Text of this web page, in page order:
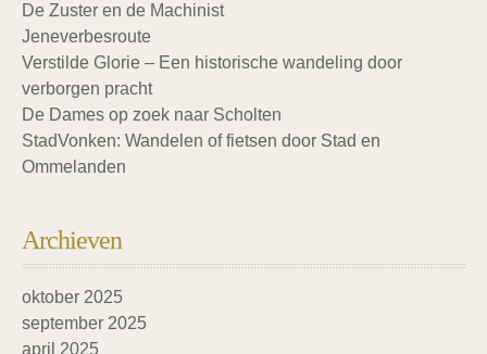
De Zuster en de Machinist
Jeneverbesroute
Verstilde Glorie – Een historische wandeling door
verborgen pracht
De Dames op zoek naar Scholten
StadVonken: Wandelen of fietsen door Stad en
Ommelanden
Archieven
oktober 2025
september 2025
april 2025